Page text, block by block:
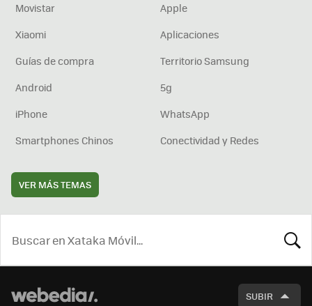
Movistar
Apple
Xiaomi
Aplicaciones
Guías de compra
Territorio Samsung
Android
5g
iPhone
WhatsApp
Smartphones Chinos
Conectividad y Redes
VER MÁS TEMAS
SUBIR